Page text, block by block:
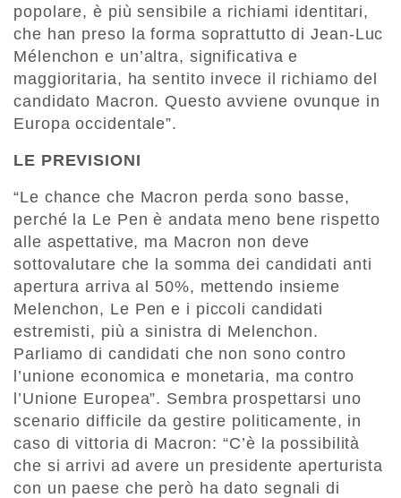
popolare, è più sensibile a richiami identitari,
che han preso la forma soprattutto di Jean-Luc
Mélenchon e un’altra, significativa e
maggioritaria, ha sentito invece il richiamo del
candidato Macron. Questo avviene ovunque in
Europa occidentale”.
LE PREVISIONI
“Le chance che Macron perda sono basse,
perché la Le Pen è andata meno bene rispetto
alle aspettative, ma Macron non deve
sottovalutare che la somma dei candidati anti
apertura arriva al 50%, mettendo insieme
Melenchon, Le Pen e i piccoli candidati
estremisti, più a sinistra di Melenchon.
Parliamo di candidati che non sono contro
l’unione economica e monetaria, ma contro
l’Unione Europea”. Sembra prospettarsi uno
scenario difficile da gestire politicamente, in
caso di vittoria di Macron: “C’è la possibilità
che si arrivi ad avere un presidente aperturista
con un paese che però ha dato segnali di